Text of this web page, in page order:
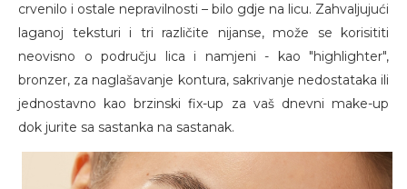
crvenilo i ostale nepravilnosti – bilo gdje na licu. Zahvaljujući
laganoj teksturi i tri različite nijanse, može se korisititi
neovisno o području lica i namjeni - kao "highlighter",
bronzer, za naglašavanje kontura, sakrivanje nedostataka ili
jednostavno kao brzinski fix-up za vaš dnevni make-up
dok jurite sa sastanka na sastanak.